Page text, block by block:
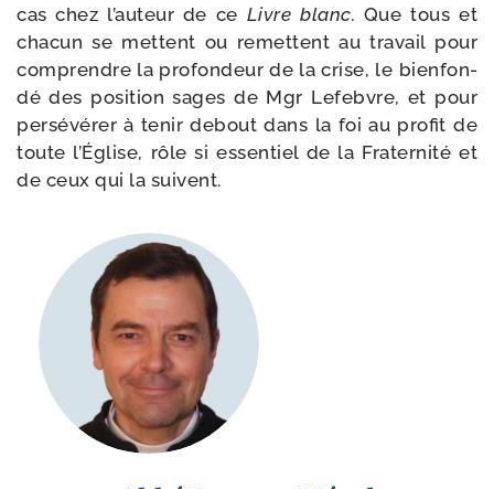
cas chez l’au­teur de ce Livre blanc. Que tous et
cha­cun se mettent ou remettent au tra­vail pour
com­prendre la pro­fon­deur de la crise, le bien­fon­
dé des posi­tion sages de Mgr Lefebvre, et pour
per­sé­vé­rer à tenir debout dans la foi au pro­fit de
toute l’Église, rôle si essen­tiel de la Fraternité et
de ceux qui la suivent.